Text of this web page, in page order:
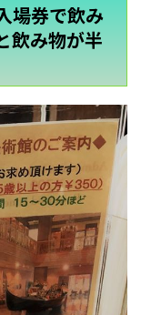
場券で飲み
飲み物が半